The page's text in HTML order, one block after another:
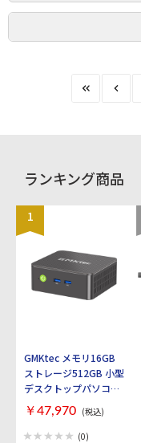
ランキング商品
1
GMKtec メモリ16GB
ストレージ512GB 小型
デスクトップパソコン
GMKtec NucBox G3S
GMK-G3S-16/512-
W11PRO(N95)
￥47,970 (税込)
(0)